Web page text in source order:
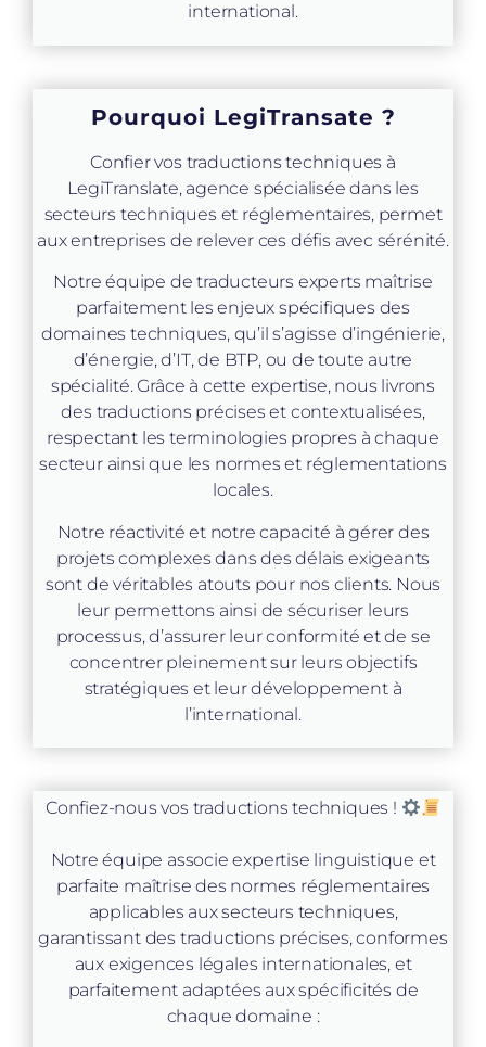
international.
Pourquoi LegiTransate ?
Confier vos traductions techniques à
LegiTranslate, agence spécialisée dans les
secteurs techniques et réglementaires, permet
aux entreprises de relever ces défis avec sérénité.
Notre équipe de traducteurs experts maîtrise
parfaitement les enjeux spécifiques des
domaines techniques, qu’il s’agisse d’ingénierie,
d’énergie, d’IT, de BTP, ou de toute autre
spécialité. Grâce à cette expertise, nous livrons
des traductions précises et contextualisées,
respectant les terminologies propres à chaque
secteur ainsi que les normes et réglementations
locales.
Notre réactivité et notre capacité à gérer des
projets complexes dans des délais exigeants
sont de véritables atouts pour nos clients. Nous
leur permettons ainsi de sécuriser leurs
processus, d’assurer leur conformité et de se
concentrer pleinement sur leurs objectifs
stratégiques et leur développement à
l’international.
Confiez-nous vos traductions techniques !
Notre équipe associe expertise linguistique et
parfaite maîtrise des normes réglementaires
applicables aux secteurs techniques,
garantissant des traductions précises, conformes
aux exigences légales internationales, et
parfaitement adaptées aux spécificités de
chaque domaine :